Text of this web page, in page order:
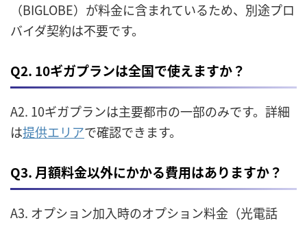
（BIGLOBE）が料金に含まれているため、別途プロ
バイダ契約は不要です。
Q2. 10ギガプランは全国で使えますか？
A2. 10ギガプランは主要都市の一部のみです。詳細
は提供エリアで確認できます。
Q3. 月額料金以外にかかる費用はありますか？
A3. オプション加入時のオプション料金（光電話